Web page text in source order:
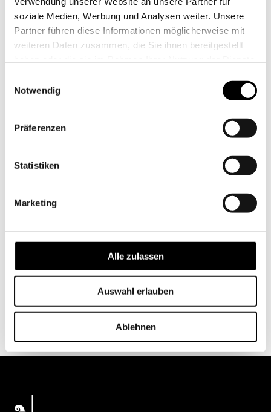
soziale Medien, Werbung und Analysen weiter. Unsere
Partner führen diese Informationen möglicherweise mit
weiteren Daten zusammen, die Sie ihnen bereitgestellt
Notwendig
Präferenzen
Statistiken
Marketing
Alle zulassen
Auswahl erlauben
Ablehnen